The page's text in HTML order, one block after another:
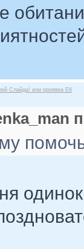
Слайда! или проявка E6